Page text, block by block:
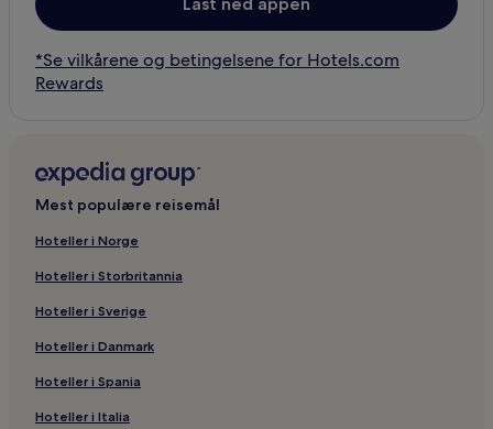
*Se vilkårene og betingelsene for Hotels.com
Rewards
Mest populære reisemål
Hoteller i Norge
Hoteller i Storbritannia
Hoteller i Sverige
Hoteller i Danmark
Hoteller i Spania
Hoteller i Italia